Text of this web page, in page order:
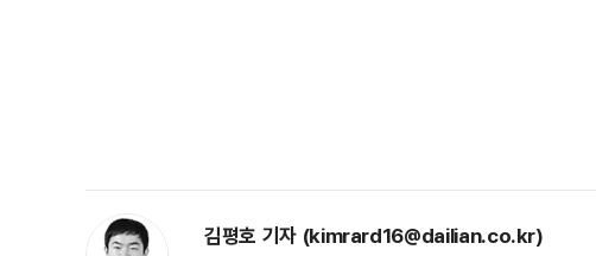
김평호 기자 (kimrard16@dailian.co.kr)